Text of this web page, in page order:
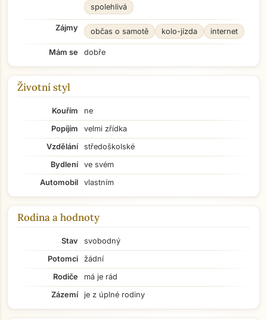
spolehlivá
Zájmy občas o samotě kolo-jízda internet
Mám se dobře
Životní styl
Kouřím
ne
Popíjím
velmi zřídka
Vzdělání
středoškolské
Bydlení
ve svém
Automobil
vlastním
Rodina a hodnoty
Stav
svobodný
Potomci
žádní
Rodiče
má je rád
Zázemí
je z úplné rodiny